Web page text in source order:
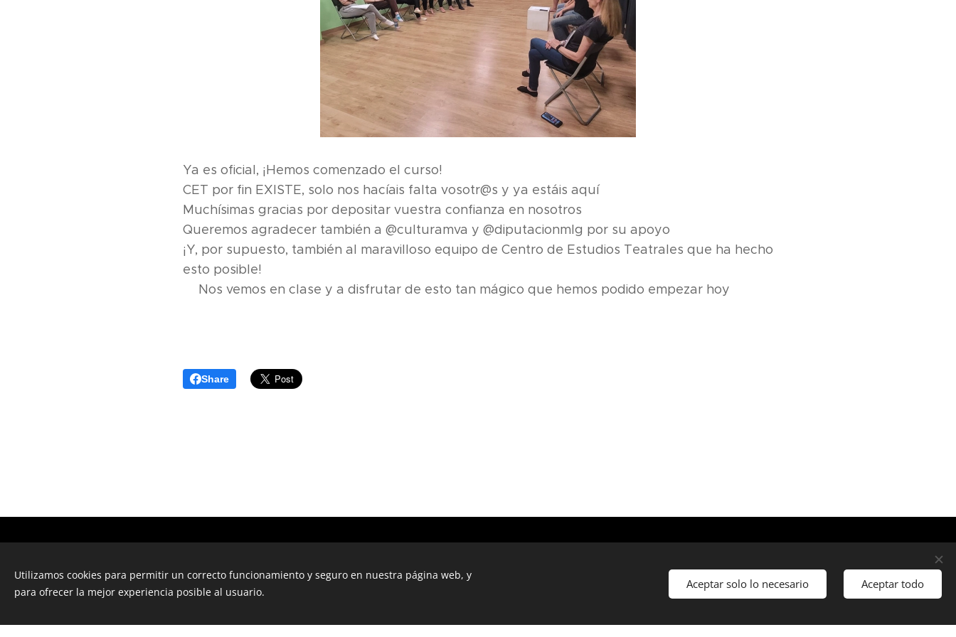
Ya es oficial, ¡Hemos comenzado el curso!🔝
CET por fin EXISTE, solo nos hacíais falta vosotr@s y ya estáis aquí🙌
Muchísimas gracias por depositar vuestra confianza en nosotros❤️
Queremos agradecer también a @culturamva y @diputacionmlg por su apoyo
¡Y, por supuesto, también al maravilloso equipo de Centro de Estudios Teatrales que ha hecho
esto posible!🙌
👉Nos vemos en clase y a disfrutar de esto tan mágico que hemos podido empezar hoy
Share
C.E.T. Centro de Estudios Teatrales © 2022
Utilizamos cookies para permitir un correcto funcionamiento y seguro en nuestra página web, y
para ofrecer la mejor experiencia posible al usuario.
Aceptar solo lo necesario Aceptar todo